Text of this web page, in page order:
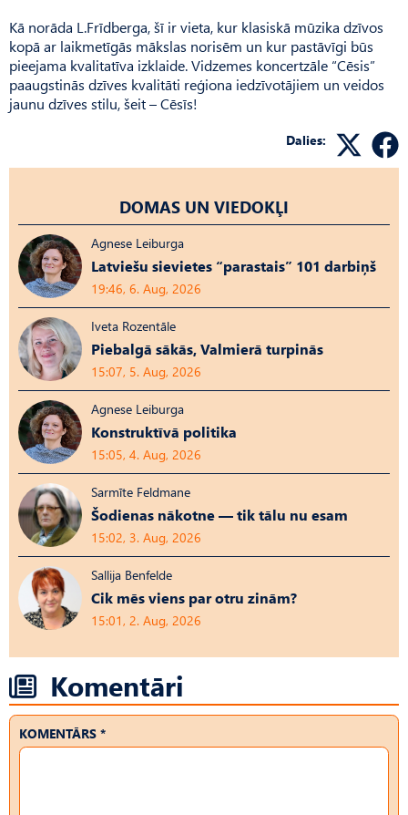
Kā norāda L.Frīdberga, šī ir vieta, kur klasiskā mūzika dzīvos
kopā ar laikmetīgās mākslas norisēm un kur pastāvīgi būs
pieejama kvalitatīva izklaide. Vidzemes koncertzāle “Cēsis”
paaugstinās dzīves kvalitāti reģiona iedzīvotājiem un veidos
jaunu dzīves stilu, šeit – Cēsīs!
Dalies:
DOMAS UN VIEDOKĻI
Agnese Leiburga
Latviešu sievietes “parastais” 101 darbiņš
19:46, 6. Aug, 2026
Iveta Rozentāle
Piebalgā sākās, Valmierā turpinās
15:07, 5. Aug, 2026
Agnese Leiburga
Konstruktīvā politika
15:05, 4. Aug, 2026
Sarmīte Feldmane
Šodienas nākotne — tik tālu nu esam
15:02, 3. Aug, 2026
Sallija Benfelde
Cik mēs viens par otru zinām?
15:01, 2. Aug, 2026
Komentāri
KOMENTĀRS *